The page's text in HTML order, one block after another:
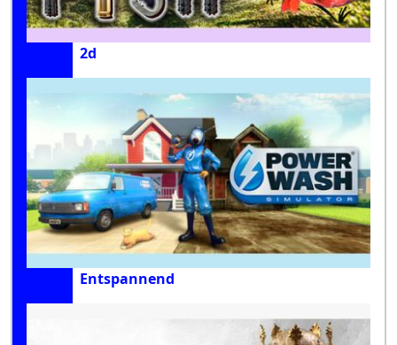
2d
Entspannend